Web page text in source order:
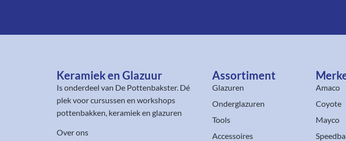
Keramiek en Glazuur​
Is onderdeel van De Pottenbakster. Dé
plek voor cursussen en workshops
pottenbakken, keramiek en glazuren
Over ons
Assortiment​
Glazuren
Onderglazuren
Tools
Accessoires
Amaco
Coyote
Mayco